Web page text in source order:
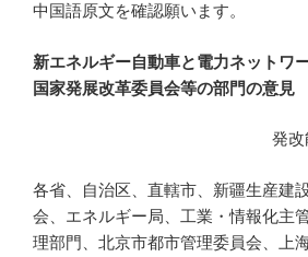
中国語原文を確認願います。
新エネルギー自動車と電力ネットワ
国家発展改革委員会等の部門の意見
発改
各省、自治区、直轄市、新疆生産建
会、エネルギー局、工業・情報化主
理部門、北京市都市管理委員会、上